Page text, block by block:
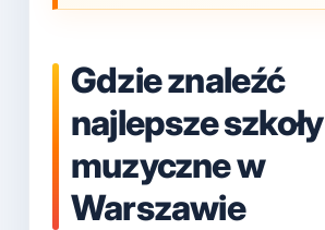
Gdzie znaleźć
najlepsze szkoły
muzyczne w
Warszawie